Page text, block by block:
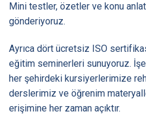
Mini testler, özetler ve konu
gönderiyoruz.
Ayrıca dört ücretsiz ISO
eğitim seminerleri sunuyoruz.
her şehirdeki kursiyerlerimize
derslerimiz ve öğrenim
erişimine her zaman açıktır.